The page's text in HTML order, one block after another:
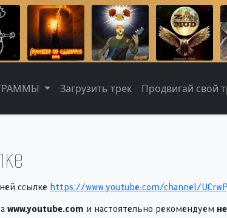
Загрузить трек Продвигай свой
ссылке https://www.youtube.com/channel/
www.youtube.com и настоятельно рекомендуем